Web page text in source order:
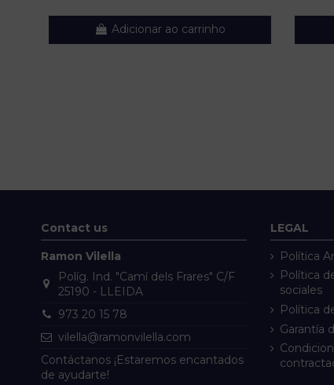
Adicionar ao carrinho
Contact us
Ramon Vilella
Políg. Ind. "Camí dels Frares" C/F
25190 - LLEIDA
973 20 15 78
vilella@ramonvilella.com
Contáctanos ¡Estaremos encantados
de ayudarte!
LEGAL
Política
Política
sociales
Política
Garantía